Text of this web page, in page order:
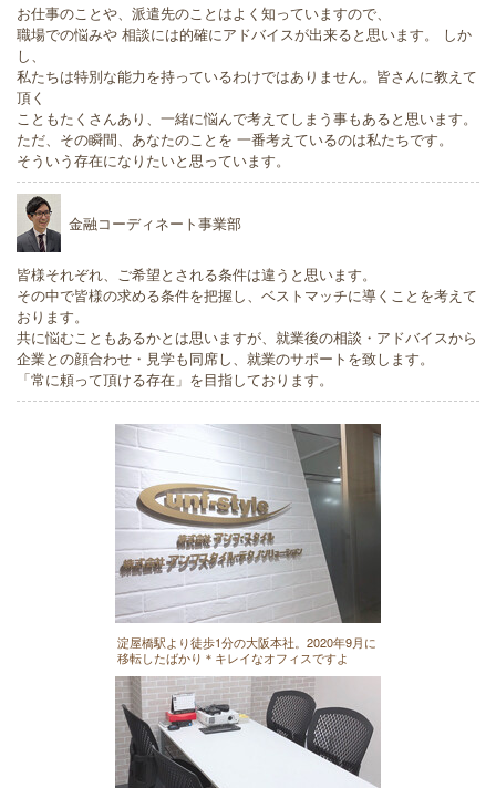
お仕事のことや、派遣先のことはよく知っていますので、
職場での悩みや 相談には的確にアドバイスが出来ると思います。 しか
し、
私たちは特別な能力を持っているわけではありません。皆さんに教えて
頂く
こともたくさんあり、一緒に悩んで考えてしまう事もあると思います。
ただ、その瞬間、あなたのことを 一番考えているのは私たちです。
そういう存在になりたいと思っています。
金融コーディネート事業部
皆様それぞれ、ご希望とされる条件は違うと思います。
その中で皆様の求める条件を把握し、ベストマッチに導くことを考えて
おります。
共に悩むこともあるかとは思いますが、就業後の相談・アドバイスから
企業との顔合わせ・見学も同席し、就業のサポートを致します。
「常に頼って頂ける存在」を目指しております。
淀屋橋駅より徒歩1分の大阪本社。2020年9月に
移転したばかり＊キレイなオフィスですよ